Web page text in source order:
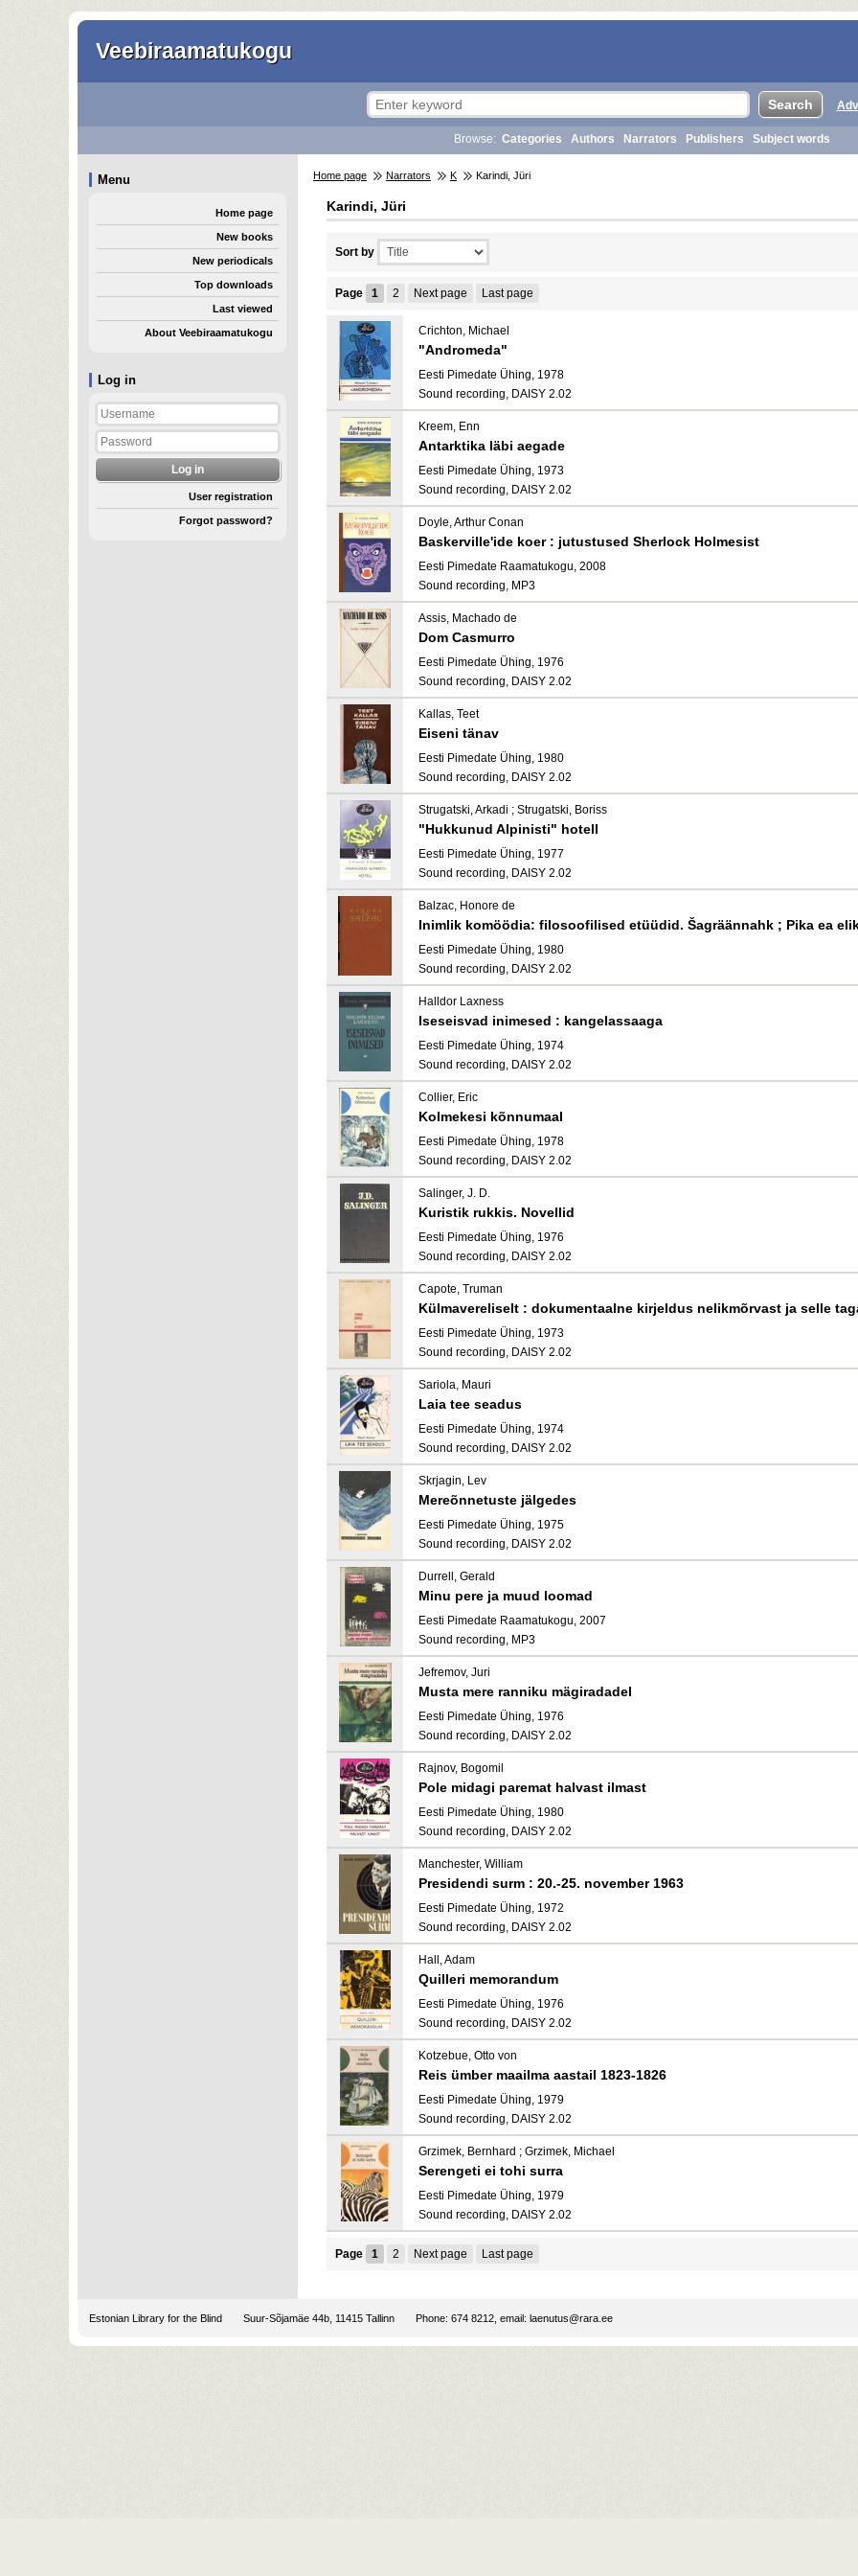
Veebiraamatukogu
Log in
User registration
Forgot password?
Browse: Categories Authors Narrators Publishers Subject words
Menu
Home page
New books
New periodicals
Top downloads
Last viewed
About Veebiraamatukogu
Home page Narrators K Karindi, Jüri
Karindi, Jüri
Sort by
Page 1 2 Next page Last page
Crichton, Michael
"Andromeda"
Eesti Pimedate Ühing, 1978
Sound recording, DAISY 2.02
Kreem, Enn
Antarktika läbi aegade
Eesti Pimedate Ühing, 1973
Sound recording, DAISY 2.02
Doyle, Arthur Conan
Baskerville'ide koer : jutustused Sherlock Holmesist
Eesti Pimedate Raamatukogu, 2008
Sound recording, MP3
Assis, Machado de
Dom Casmurro
Eesti Pimedate Ühing, 1976
Sound recording, DAISY 2.02
Kallas, Teet
Eiseni tänav
Eesti Pimedate Ühing, 1980
Sound recording, DAISY 2.02
Strugatski, Arkadi ; Strugatski, Boriss
"Hukkunud Alpinisti" hotell
Eesti Pimedate Ühing, 1977
Sound recording, DAISY 2.02
Balzac, Honore de
Inimlik komöödia: filosoofilised etüüdid. Šagräännahk ; Pika ea
Eesti Pimedate Ühing, 1980
Sound recording, DAISY 2.02
Halldor Laxness
Iseseisvad inimesed : kangelassaaga
Eesti Pimedate Ühing, 1974
Sound recording, DAISY 2.02
Collier, Eric
Kolmekesi kõnnumaal
Eesti Pimedate Ühing, 1978
Sound recording, DAISY 2.02
Salinger, J. D.
Kuristik rukkis. Novellid
Eesti Pimedate Ühing, 1976
Sound recording, DAISY 2.02
Capote, Truman
Külmavereliselt : dokumentaalne kirjeldus nelikmõrvast ja selle
Eesti Pimedate Ühing, 1973
Sound recording, DAISY 2.02
Sariola, Mauri
Laia tee seadus
Eesti Pimedate Ühing, 1974
Sound recording, DAISY 2.02
Skrjagin, Lev
Mereõnnetuste jälgedes
Eesti Pimedate Ühing, 1975
Sound recording, DAISY 2.02
Durrell, Gerald
Minu pere ja muud loomad
Eesti Pimedate Raamatukogu, 2007
Sound recording, MP3
Jefremov, Juri
Musta mere ranniku mägiradadel
Eesti Pimedate Ühing, 1976
Sound recording, DAISY 2.02
Rajnov, Bogomil
Pole midagi paremat halvast ilmast
Eesti Pimedate Ühing, 1980
Sound recording, DAISY 2.02
Manchester, William
Presidendi surm : 20.-25. november 1963
Eesti Pimedate Ühing, 1972
Sound recording, DAISY 2.02
Hall, Adam
Quilleri memorandum
Eesti Pimedate Ühing, 1976
Sound recording, DAISY 2.02
Kotzebue, Otto von
Reis ümber maailma aastail 1823-1826
Eesti Pimedate Ühing, 1979
Sound recording, DAISY 2.02
Grzimek, Bernhard ; Grzimek, Michael
Serengeti ei tohi surra
Eesti Pimedate Ühing, 1979
Sound recording, DAISY 2.02
Page 1 2 Next page Last page
Estonian Library for the Blind Suur-Sõjamäe 44b, 11415 Tallinn Phone: 674 8212, email: laenutus@rara.ee